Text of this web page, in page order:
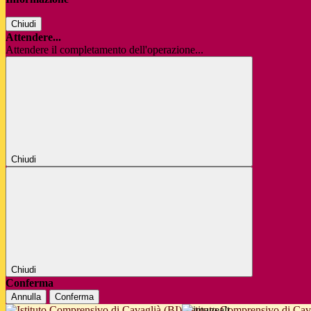
Chiudi
Attendere...
Attendere il completamento dell'operazione...
Chiudi
Chiudi
Conferma
Annulla Conferma